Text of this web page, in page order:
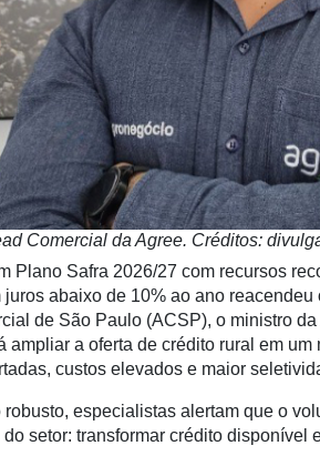
Comercial da Agree. Créditos:
Plano Safra 2026/27 com recursos
abaixo de 10% ao ano
de São Paulo (ACSP), o ministro
ampliar a oferta de crédito rural em
custos elevados e maior
especialistas alertam que o
setor: transformar crédito disponível